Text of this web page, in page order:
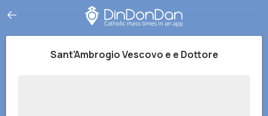
Sant'Ambrogio Vescovo e e Dottore